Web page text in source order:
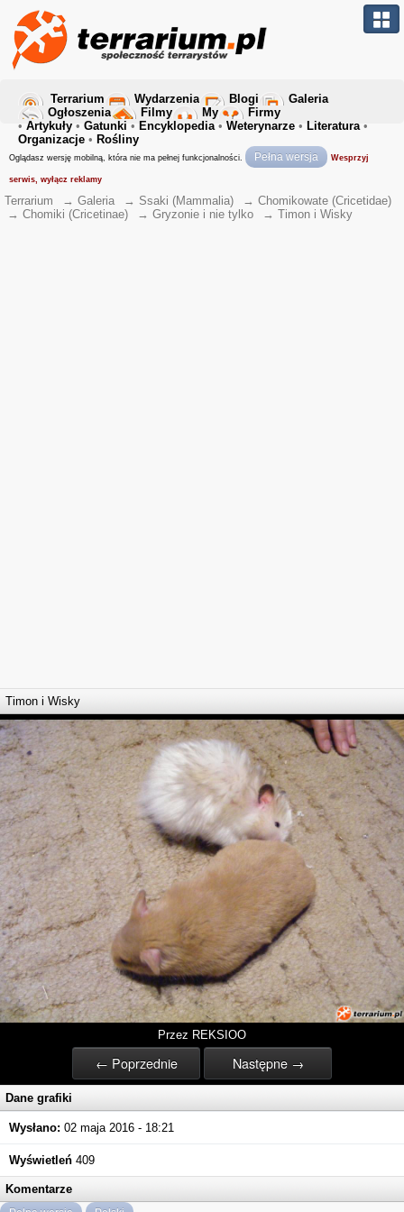
Terrarium Wydarzenia Blogi
Galeria
Ogłoszenia
Filmy My
Firmy
• Artykuły • Gatunki • Encyklopedia• Weterynarze • Literatura•
Organizacje • Rośliny
Oglądasz wersję mobilną, która nie ma pełnej funkcjonalności. Pełna wersja Wesprzyj
serwis, wyłącz reklamy
Terrarium → Galeria → Ssaki (Mammalia) → Chomikowate (Cricetidae)
→ Chomiki (Cricetinae) → Gryzonie i nie tylko → Timon i Wisky
Timon i Wisky
Przez REKSIOO
← Poprzednie Następne →
Dane grafiki
Wysłano: 02 maja 2016 - 18:21
Wyświetleń 409
Komentarze